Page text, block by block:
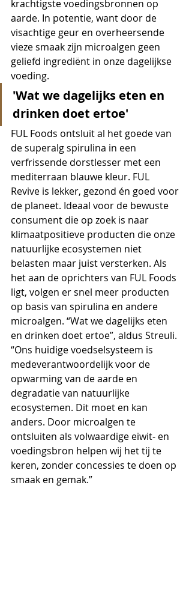
krachtigste voedingsbronnen op
aarde. In potentie, want door de
visachtige geur en overheersende
vieze smaak zijn microalgen geen
geliefd ingrediënt in onze dagelijkse
voeding.
'Wat we dagelijks eten en
drinken doet ertoe'
FUL Foods ontsluit al het goede van
de superalg spirulina in een
verfrissende dorstlesser met een
mediterraan blauwe kleur. FUL
Revive is lekker, gezond én goed voor
de planeet. Ideaal voor de bewuste
consument die op zoek is naar
klimaatpositieve producten die onze
natuurlijke ecosystemen niet
belasten maar juist versterken. Als
het aan de oprichters van FUL Foods
ligt, volgen er snel meer producten
op basis van spirulina en andere
microalgen. “Wat we dagelijks eten
en drinken doet ertoe”, aldus Streuli.
“Ons huidige voedselsysteem is
medeverantwoordelijk voor de
opwarming van de aarde en
degradatie van natuurlijke
ecosystemen. Dit moet en kan
anders. Door microalgen te
ontsluiten als volwaardige eiwit- en
voedingsbron helpen wij het tij te
keren, zonder concessies te doen op
smaak en gemak.”